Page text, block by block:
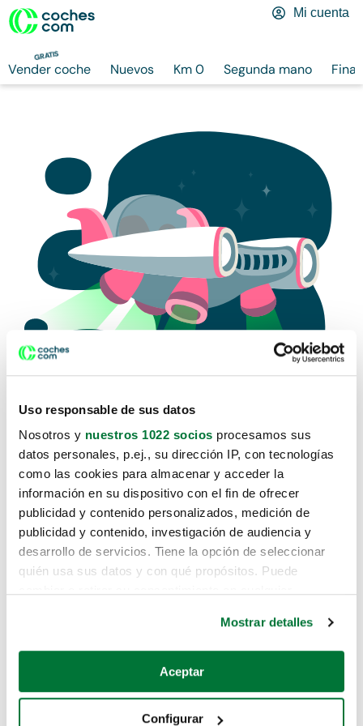
Uso responsable de sus datos
Nosotros y nuestros 1022 socios procesamos sus
datos personales, p.ej., su dirección IP, con tecnologías
como las cookies para almacenar y acceder la
información en su dispositivo con el fin de ofrecer
publicidad y contenido personalizados, medición de
publicidad y contenido, investigación de audiencia y
desarrollo de servicios. Tiene la opción de seleccionar
quién usa sus datos y con qué propósitos. Puede
Si lo permite, también quisiéramos:
Recopilar información sobre su ubicación geográfica
Mostrar detalles
Aceptar
Configurar
GRATIS
Vender coche Nuevos Km 0 Segunda mano
Mi cuenta
Lo sentimos, no sabemos como te
hemos traido hasta aquí.
Pero puedes encontrar el coche que
estás buscando en alguno de estos
Coches de segunda mano